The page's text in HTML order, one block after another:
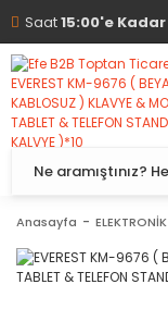
Saat15:00'e Kadar
Anasayfa ELEKTRONİK